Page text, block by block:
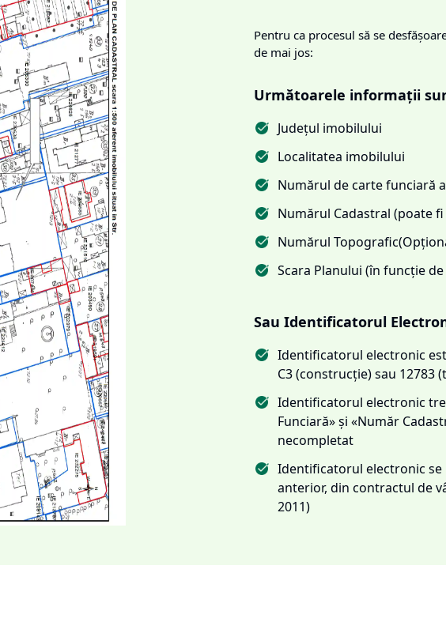
Pentru ca procesul să se
de mai jos:
Următoarele informații
Județul imobilului
Localitatea imobilului
Numărul de carte funciară
Numărul Cadastral (poate
Numărul
Scara Planului (în funcție
Sau Identificatorul
Identificatorul electronic
C3 (construcție) sau 12783
Identificatorul electronic
Funciară» și «Număr
necompletat
Identificatorul electronic
anterior, din contractul de
2011)